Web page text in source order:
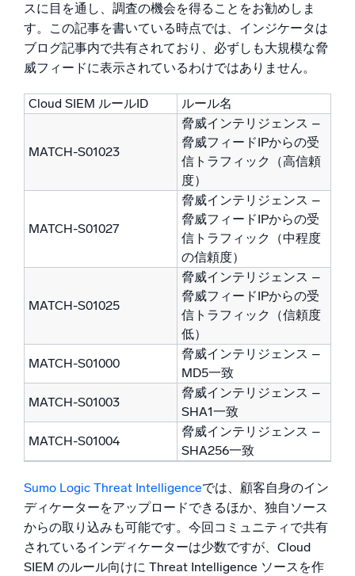
スに目を通し、調査の機会を得ることをお勧めしま
す。この記事を書いている時点では、インジケータは
ブログ記事内で共有されており、必ずしも大規模な脅
威フィードに表示されているわけではありません。
Cloud SIEM ルールID ルール名
MATCH-S01023
脅威インテリジェンス –
脅威フィードIPからの受
信トラフィック（高信頼
度）
MATCH-S01027
脅威インテリジェンス –
脅威フィードIPからの受
信トラフィック（中程度
の信頼度）
MATCH-S01025
脅威インテリジェンス –
脅威フィードIPからの受
信トラフィック（信頼度
低）
MATCH-S01000
脅威インテリジェンス –
MD5一致
MATCH-S01003
脅威インテリジェンス –
SHA1一致
MATCH-S01004
脅威インテリジェンス –
SHA256一致
Sumo Logic Threat Intelligenceでは、顧客自身のイン
ディケーターをアップロードできるほか、独自ソース
からの取り込みも可能です。今回コミュニティで共有
されているインディケーターは少数ですが、Cloud
SIEM のルール向けに Threat Intelligence ソースを作